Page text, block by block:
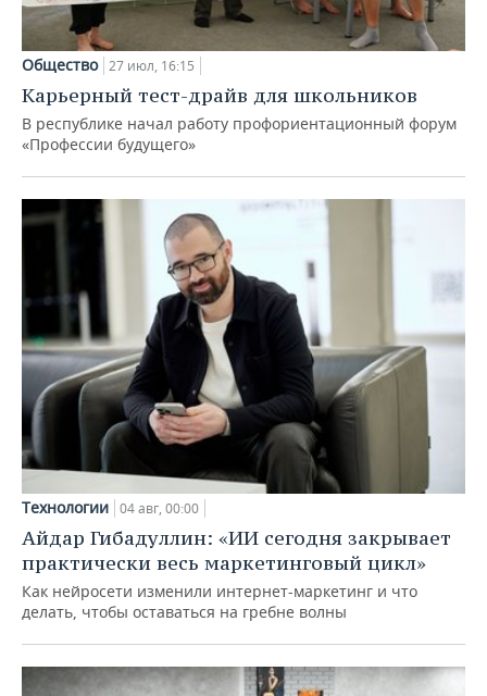
Общество 27 июл, 16:15
Карьерный тест-драйв для школьников
В республике начал работу профориентационный форум
«Профессии будущего»
Технологии 04 авг, 00:00
Айдар Гибадуллин: «ИИ сегодня закрывает
практически весь маркетинговый цикл»
Как нейросети изменили интернет-маркетинг и что
делать, чтобы оставаться на гребне волны